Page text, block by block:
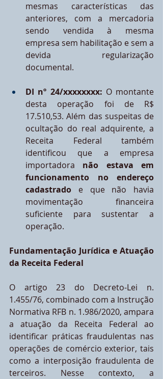
mesmas características das
anteriores, com a mercadoria
sendo vendida à mesma
empresa sem habilitação e sem a
devida regularização
documental.
DI nº 24/xxxxxxxx: O montante
desta operação foi de R$
17.510,53. Além das suspeitas de
ocultação do real adquirente, a
Receita Federal também
identificou que a empresa
importadora não estava em
funcionamento no endereço
cadastrado e que não havia
movimentação financeira
suficiente para sustentar a
operação.
Fundamentação Jurídica e Atuação
da Receita Federal
O artigo 23 do Decreto-Lei n.
1.455/76, combinado com a Instrução
Normativa RFB n. 1.986/2020, ampara
a atuação da Receita Federal ao
identificar práticas fraudulentas nas
operações de comércio exterior, tais
como a interposição fraudulenta de
terceiros. Nesse contexto, a